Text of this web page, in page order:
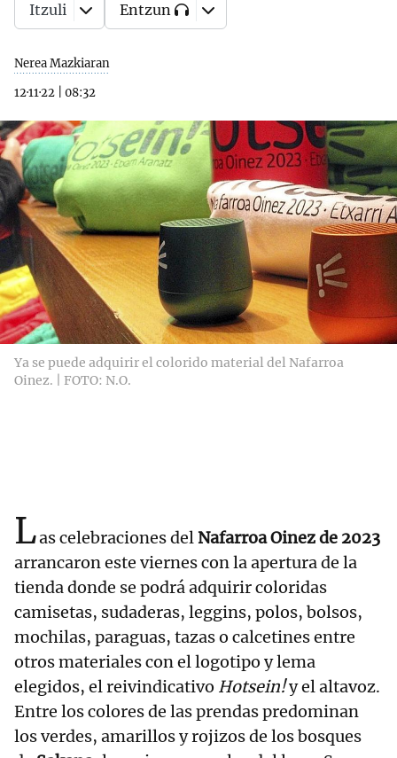
Nerea Mazkiaran
12·11·22
08:32
Itzuli Entzun
Ya se puede adquirir el colorido material del Nafarroa
Oinez. | FOTO: N.O.
Las celebraciones del Nafarroa Oinez de 2023
arrancaron este viernes con la apertura de la
tienda donde se podrá adquirir coloridas
camisetas, sudaderas, leggins, polos, bolsos,
mochilas, paraguas, tazas o calcetines entre
otros materiales con el logotipo y lema
elegidos, el reivindicativo Hotsein!y el altavoz.
Entre los colores de las prendas predominan
los verdes, amarillos y rojizos de los bosques